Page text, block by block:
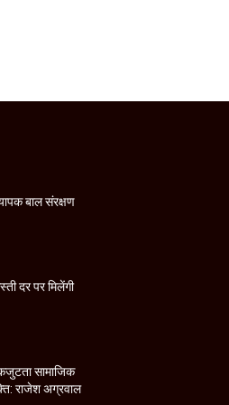
बाल संरक्षण
दर पर मिलेंगी
सामाजिक
राजेश अग्रवाल